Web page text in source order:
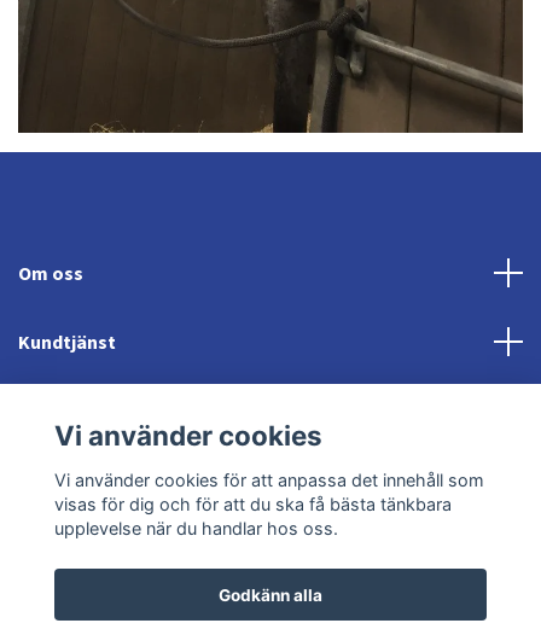
Om oss
Kundtjänst
Sociala medier
Vi använder cookies
Vi använder cookies för att anpassa det innehåll som
visas för dig och för att du ska få bästa tänkbara
upplevelse när du handlar hos oss.
Godkänn alla